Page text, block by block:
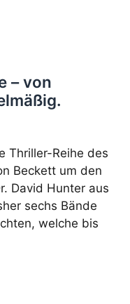
– von
Thriller-Reihe des
Beckett um den
David Hunter aus
sechs Bände
welche bis